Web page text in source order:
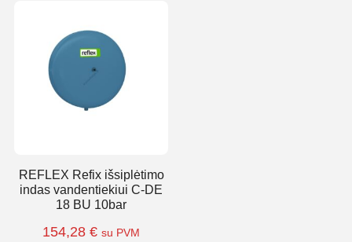
REFLEX Refix išsiplėtimo
indas vandentiekiui C-DE
18 BU 10bar
154,28 € su PVM